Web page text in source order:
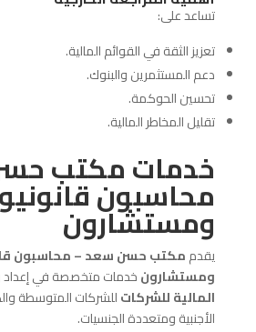
تساعد على:
تعزيز الثقة في القوائم المالية.
دعم المستثمرين والبنوك.
تحسين الحوكمة.
تقليل المخاطر المالية.
خدماتمكتب
محاسبون
ومستشارون
يقدممكتب حسن سعد – محاسبون
ومستشارونخدمات متخصصة في إعداد
المالية للشركاتللشركات المتوسطة
الأجنبية ومتعددة الجنسيات.